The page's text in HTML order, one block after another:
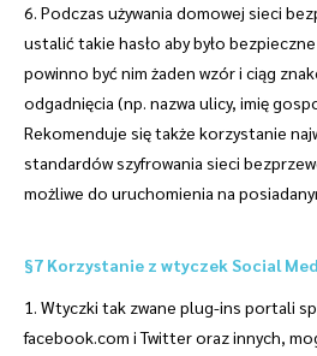
6. Podczas używania domowej sieci
ustalić takie hasło aby było
powinno być nim żaden wzór i ciąg
odgadnięcia (np. nazwa ulicy, imię
Rekomenduje się także korzystanie
standardów szyfrowania sieci
możliwe do uruchomienia na
§7 Korzystanie z wtyczek Social
1. Wtyczki tak zwane plug-ins portali
facebook.com i Twitter oraz innych,